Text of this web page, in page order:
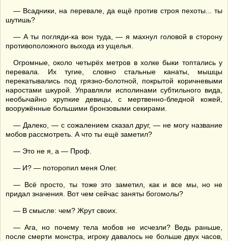
— Всадники, на перевале, да ещё против строя пехоты... ты
шутишь?
— А ты погляди-ка вон туда, — я махнул головой в сторону
противоположного выхода из ущелья.
Огромные, около четырёх метров в холке быки топтались у
перевала. Их тугие, словно стальные канаты, мышцы
перекатывались под грязно-болотной, покрытой коричневыми
наростами шкурой. Управляли исполинами субтильного вида,
необычайно хрупкие девицы, с мертвенно-бледной кожей,
вооружённые большими бронзовыми секирами.
— Далеко, — с сожалением сказал друг, — не могу название
мобов рассмотреть. А что ты ещё заметил?
— Это не я, а — Проф.
— И? — поторопил меня Олег.
— Всё просто, ты тоже это заметил, как и все мы, но не
придал значения. Вот чем сейчас заняты богомолы?
— В смысле: чем? Жрут своих.
— Ага, но почему тела мобов не исчезли? Ведь раньше,
после смерти монстра, игроку давалось не больше двух часов,